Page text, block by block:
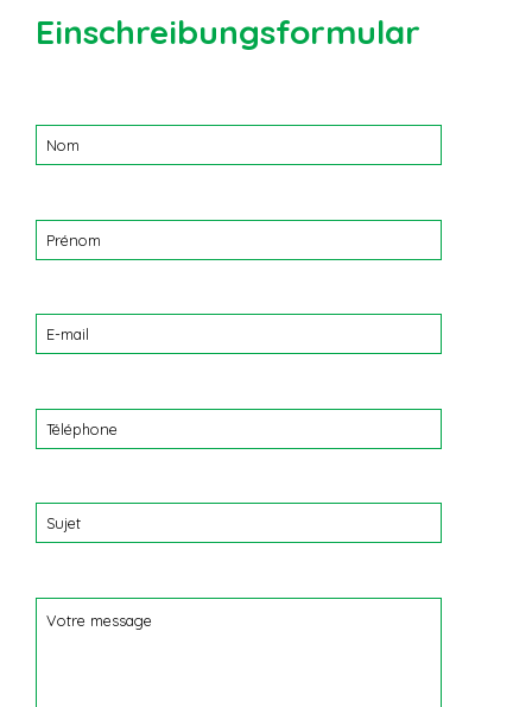
Einschreibungsformular